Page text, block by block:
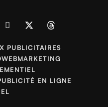
PUBLICITAIRES
WEBMARKETING
EN LIGNE